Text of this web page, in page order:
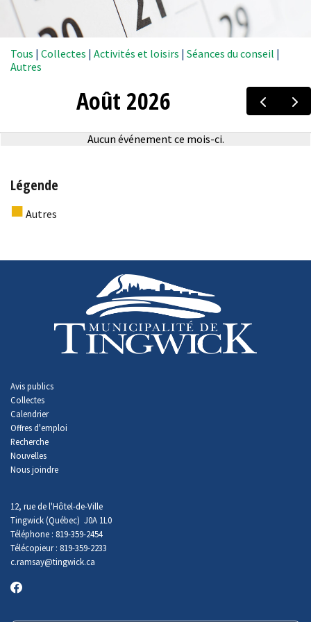
Tous | Collectes | Activités et loisirs | Séances du conseil |
Autres
Légende
■ Autres
Avis publics
Collectes
Calendrier
Offres d'emploi
Recherche
Nouvelles
Nous joindre
12, rue de l'Hôtel-de-Ville
Tingwick (Québec) J0A 1L0
Téléphone : 819-359-2454
Télécopieur : 819-359-2233
c.ramsay@tingwick.ca